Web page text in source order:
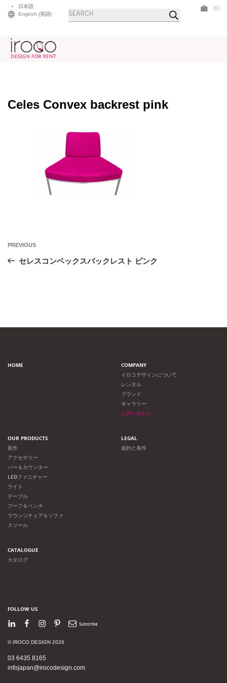
日本語
English (英語)
商
品
(0)
Celes Convex backrest pink
投
稿
ゲ
シ
Previous
PREVIOUS
セレスコンベックスバックレスト ピンク
HOME
COMPANY
イロコデザインについて
レンタル
ブランド
ギャラリー
お問い合わせ
OUR PRODUCTS
新作
アクセサリー
バー＆カウンター
LEDファニチャー
ライト
テーブル
プーフ＆ベンチ
ラウンジチェア＆ソファ
スツール
LEGAL
規約と条件
CATALOGUE
カタログ
FOLLOW US
LinkedInFacebook
Instagram
PinterestNewsletter
© IROCO DESIGN 2026
03 6435 8165
infojapan@irocodesign.com